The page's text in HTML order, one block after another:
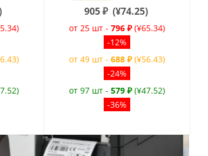
905₽ (¥74.25)
от 25 шт - 796 ₽ (¥65.34)
-12%
от 49 шт - 688 ₽ (¥56.43)
-24%
от 97 шт - 579 ₽ (¥47.52)
-36%